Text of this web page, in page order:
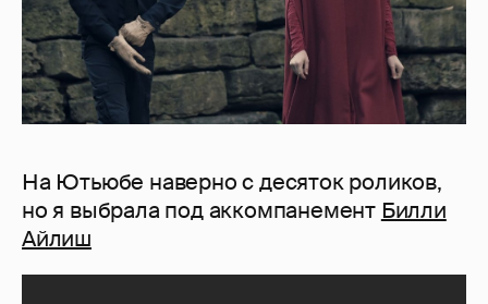
На Ютьюбе наверно с десяток роликов,
но я выбрала под аккомпанемент Билли
Айлиш